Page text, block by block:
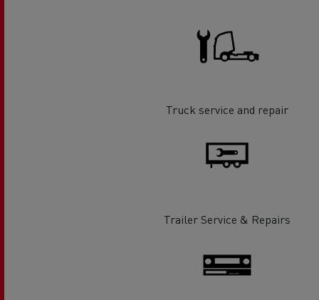
Truck service and repair
Trailer Service & Repairs